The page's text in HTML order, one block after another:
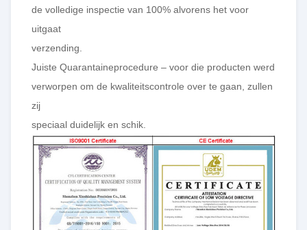
de volledige inspectie van 100% alvorens het voor
uitgaat
verzending.
Juiste Quarantaineprocedure – voor die producten werd
verworpen om de kwaliteitscontrole over te gaan, zullen
zij
speciaal duidelijk en schik.